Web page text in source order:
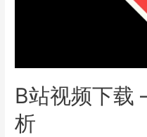
B站视频下载
析